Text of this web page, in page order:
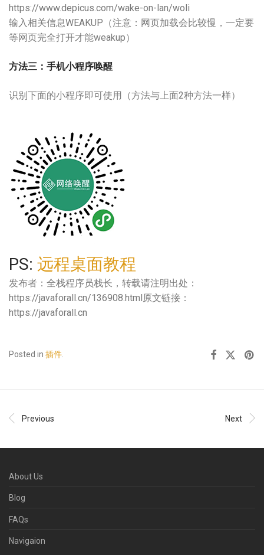
https://www.depicus.com/wake-on-lan/woli
输入相关信息WEAKUP（注意：网页加载会比较慢，一定要
等网页完全打开才能weakup）
方法三：手机小程序唤醒
识别下面的小程序即可使用（方法与上面2种方法一样）
PS: 远程桌面教程
发布者：全栈程序员栈长，转载请注明出处：
https://javaforall.cn/136908.html原文链接：
https://javaforall.cn
Posted in 插件.
Previous Next
About Us
Blog
FAQs
Navigaion